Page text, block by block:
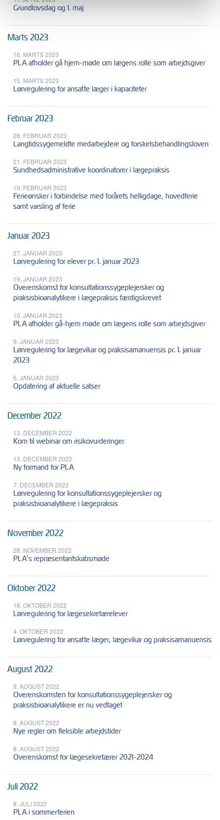
Grundlovsdag og 1. maj
Marts 2023
16. MARTS 2023
PLA afholder gå hjem-møde om lægens rolle som arbejdsgiver
15. MARTS 2023
Lønregulering for ansatte læger i kapaciteter
Februar 2023
28. FEBRUAR 2023
Langtidssygemeldte medarbejdere og forskelsbehandlingsloven
21. FEBRUAR 2023
Sundhedsadministrative koordinatorer i lægepraksis
10. FEBRUAR 2023
Ferieønsker i forbindelse med forårets helligdage, hovedferie
samt varsling af ferie
Januar 2023
27. JANUAR 2023
Lønregulering for elever pr. 1. januar 2023
19. JANUAR 2023
Overenskomst for konsultationssygeplejersker og
praksisbioanalytikere i lægepraksis færdigskrevet
10. JANUAR 2023
PLA afholder gå-hjem møde om lægens rolle som arbejdsgiver
9. JANUAR 2023
Lønregulering for lægevikar og praksisamanuensis pr. 1. januar
2023
5. JANUAR 2023
Opdatering af aktuelle satser
December 2022
13. DECEMBER 2022
Kom til webinar om risikovurderinger
13. DECEMBER 2022
Ny formand for PLA
7. DECEMBER 2022
Lønregulering for konsultationssygeplejersker og
praksisbioanalytikere i lægepraksis
November 2022
28. NOVEMBER 2022
PLA’s repræsentantskabsmøde
Oktober 2022
18. OKTOBER 2022
Lønregulering for lægesekretærelever
4. OKTOBER 2022
Lønregulering for ansatte læger, lægevikar og praksisamanuensis
August 2022
9. AUGUST 2022
Overenskomsten for konsultationssygeplejersker og
praksisbioanalytikere er nu vedtaget
8. AUGUST 2022
Nye regler om fleksible arbejdstider
8. AUGUST 2022
Overenskomst for lægesekretærer 2021-2024
Juli 2022
8. JULI 2022
PLA i sommerferien